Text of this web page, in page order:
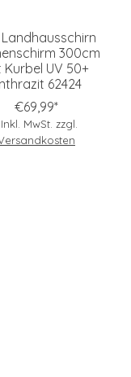
Landhausschirn
300cm
Kurbel UV 50+
62424
€69,99*
MwSt. zzgl.